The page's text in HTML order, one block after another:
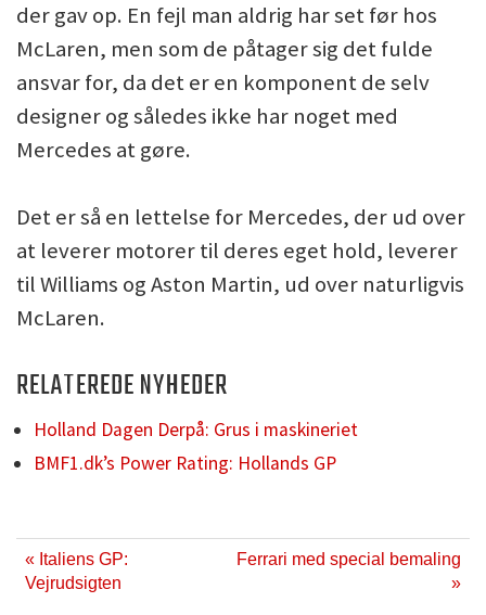
der gav op. En fejl man aldrig har set før hos
McLaren, men som de påtager sig det fulde
ansvar for, da det er en komponent de selv
designer og således ikke har noget med
Mercedes at gøre.
Det er så en lettelse for Mercedes, der ud over
at leverer motorer til deres eget hold, leverer
til Williams og Aston Martin, ud over naturligvis
McLaren.
RELATEREDE NYHEDER
Holland Dagen Derpå: Grus i maskineriet
BMF1.dk’s Power Rating: Hollands GP
« Italiens GP:
Vejrudsigten
Ferrari med special bemaling
»